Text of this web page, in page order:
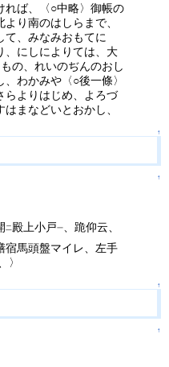
れば、〈○中略〉御帳の
り南のはしらまで、
て、みなみおもてに
、にしによりては、大
の、れいのぢんのおし
わかみや〈○後一條〉
らよりはじめ、よろづ
まなどいとおかし、
↑
↑
二殿上小戸一
、跪仰云、
宿馬頭盤マイレ、左手
、〉
↑
↑